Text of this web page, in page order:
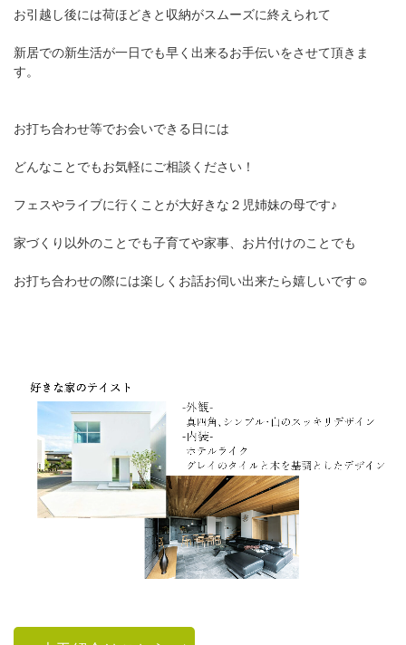
お引越し後には荷ほどきと収納がスムーズに終えられて
新居での新生活が一日でも早く出来るお手伝いをさせて頂きま
す。
お打ち合わせ等でお会いできる日には
どんなことでもお気軽にご相談ください！
フェスやライブに行くことが大好きな２児姉妹の母です♪
家づくり以外のことでも子育てや家事、お片付けのことでも
お打ち合わせの際には楽しくお話お伺い出来たら嬉しいです☺